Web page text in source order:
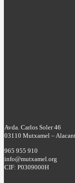
Avda. Carlos Soler 46
03110 Mutxamel –
965 955 910
info@mutxamel.org
CIF: P0309000H